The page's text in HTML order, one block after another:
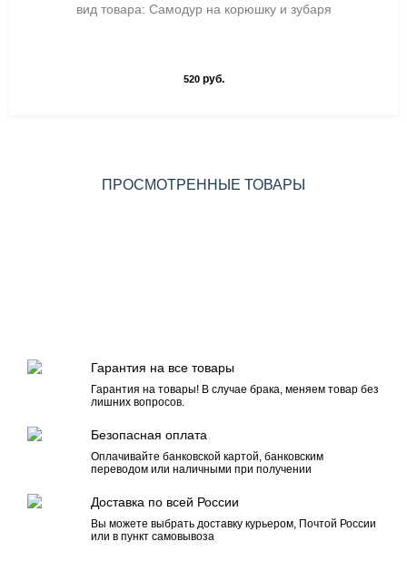
вид товара: Самодур на корюшку и зубаря
520руб.
ПРОСМОТРЕННЫЕ ТОВАРЫ
Гарантия на все товары
Гарантия на товары! В случае брака, меняем товар без
лишних вопросов.
Безопасная оплата
Оплачивайте банковской картой, банковским
переводом или наличными при получении
Доставка по всей России
Вы можете выбрать доставку курьером, Почтой России
или в пункт самовывоза